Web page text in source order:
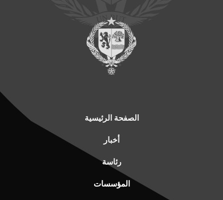
الصفحة الرئيسية
أخبار
رئاسة
المؤسسات